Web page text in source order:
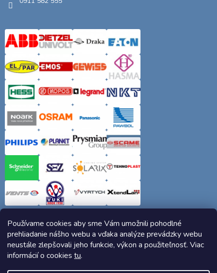
Používame cookies aby sme Vám umožnili pohodlné
prehliadanie nášho webu a vďaka analýze prevádzky webu
neustále zlepšovali jeho funkcie, výkon a použiteľnosť. Viac
informácií o cookies tu.
Copyright 2026Elektro-siete.sk. Všetky práva vyhradené.